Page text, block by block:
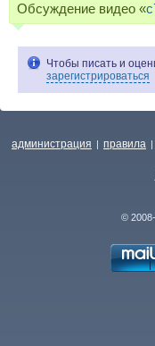
Обсуждение видео «
Чтобы писать и
зарегистрироваться
администрация | правила |
©